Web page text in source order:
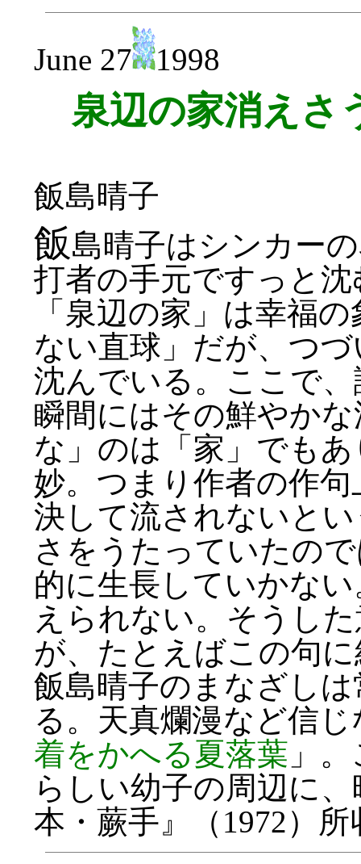
June 27 1998
泉辺の家消えさ
飯島晴子
飯島晴子はシンカー
打者の手元ですっと
「泉辺の家」は幸福
ない直球」だが、つ
沈んでいる。ここで
瞬間にはその鮮やか
な」のは「家」でも
妙。つまり作者の作
決して流されないと
さをうたっていたの
的に生長していかな
えられない。そうし
が、たとえばこの句
飯島晴子のまなざし
る。天真爛漫など信
着をかへる夏落葉 」
らしい幼子の周辺に
本・蕨手』（1972）